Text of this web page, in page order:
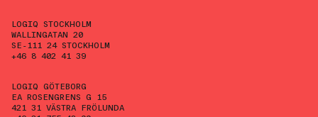
LOGIQ STOCKHOLM
WALLINGATAN 20
SE-111 24 STOCKHOLM
+46 8 402 41 39
LOGIQ GÖTEBORG
EA ROSENGRENS G 15
421 31 VÄSTRA FRÖLUNDA